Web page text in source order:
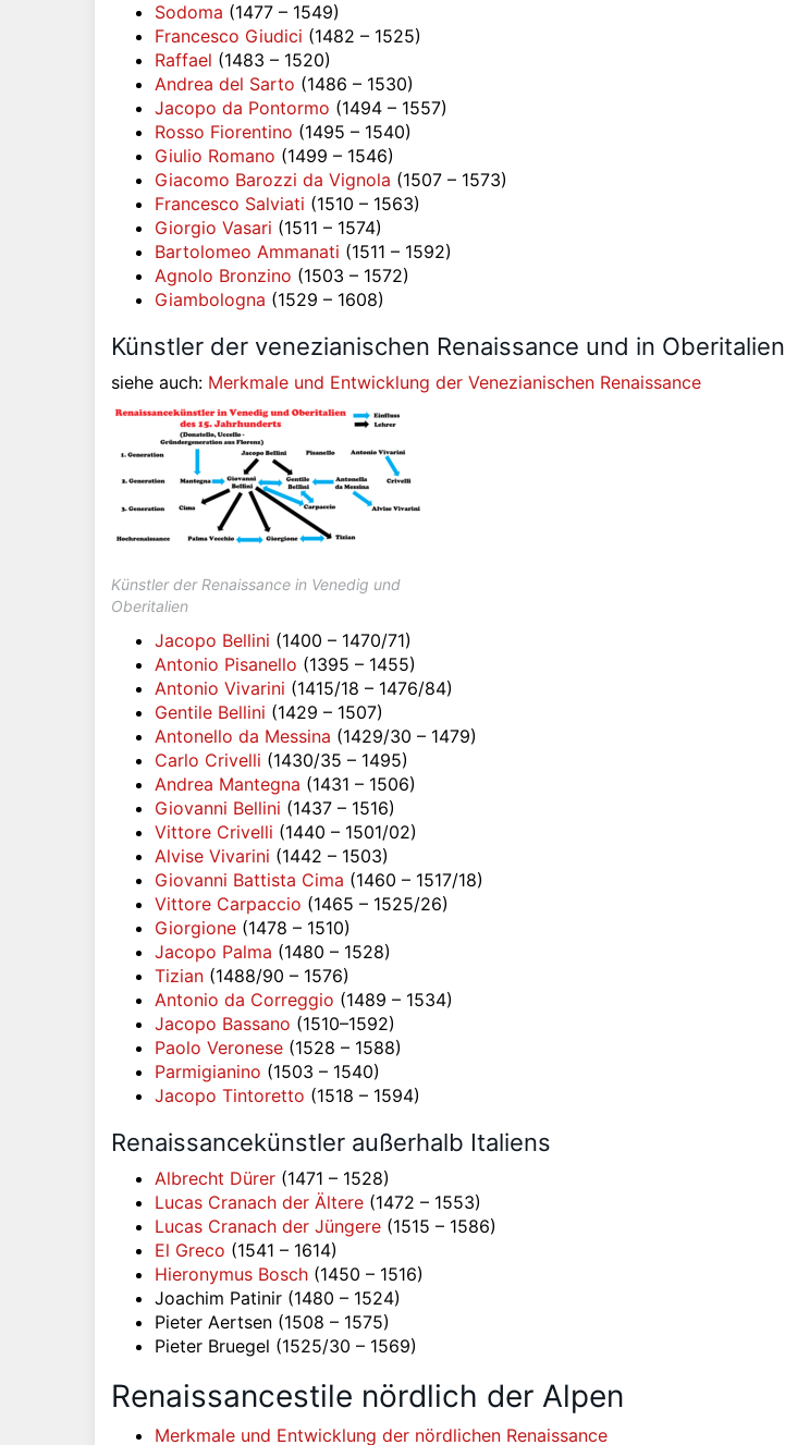
Sodoma (1477 – 1549)
Francesco Giudici (1482 – 1525)
Raffael (1483 – 1520)
Andrea del Sarto (1486 – 1530)
Jacopo da Pontormo (1494 – 1557)
Rosso Fiorentino (1495 – 1540)
Giulio Romano (1499 – 1546)
Giacomo Barozzi da Vignola (1507 – 1573)
Francesco Salviati (1510 – 1563)
Giorgio Vasari (1511 – 1574)
Bartolomeo Ammanati (1511 – 1592)
Agnolo Bronzino (1503 – 1572)
Giambologna (1529 – 1608)
Künstler der venezianischen Renaissance und in Oberitalien
siehe auch: Merkmale und Entwicklung der Venezianischen Renaissance
Künstler der Renaissance in Venedig und
Oberitalien
Jacopo Bellini (1400 – 1470/71)
Antonio Pisanello (1395 – 1455)
Antonio Vivarini (1415/18 – 1476/84)
Gentile Bellini (1429 – 1507)
Antonello da Messina (1429/30 – 1479)
Carlo Crivelli (1430/35 – 1495)
Andrea Mantegna (1431 – 1506)
Giovanni Bellini (1437 – 1516)
Vittore Crivelli (1440 – 1501/02)
Alvise Vivarini (1442 – 1503)
Giovanni Battista Cima (1460 – 1517/18)
Vittore Carpaccio (1465 – 1525/26)
Giorgione (1478 – 1510)
Jacopo Palma (1480 – 1528)
Tizian (1488/90 – 1576)
Antonio da Correggio (1489 – 1534)
Jacopo Bassano (1510–1592)
Paolo Veronese (1528 – 1588)
Parmigianino (1503 – 1540)
Jacopo Tintoretto (1518 – 1594)
Renaissancekünstler außerhalb Italiens
Albrecht Dürer (1471 – 1528)
Lucas Cranach der Ältere (1472 – 1553)
Lucas Cranach der Jüngere (1515 – 1586)
El Greco (1541 – 1614)
Hieronymus Bosch (1450 – 1516)
Joachim Patinir (1480 – 1524)
Pieter Aertsen (1508 – 1575)
Pieter Bruegel (1525/30 – 1569)
Renaissancestile nördlich der Alpen
Merkmale und Entwicklung der nördlichen Renaissance